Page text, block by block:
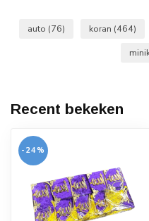
auto (76) koran (464)
Recent bekeken
-24%